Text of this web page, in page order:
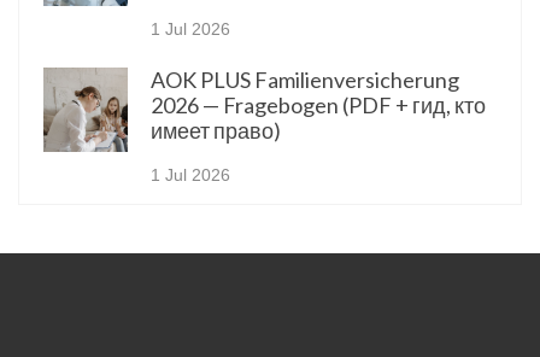
1 Jul 2026
AOK PLUS Familienversicherung
2026 — Fragebogen (PDF + гид, кто
имеет право)
1 Jul 2026